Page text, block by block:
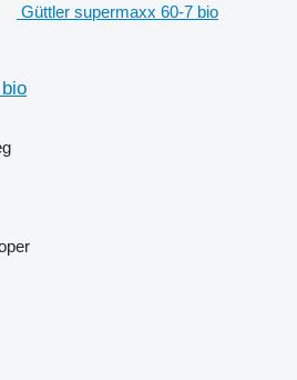
Güttler supermaxx 60-7 bio